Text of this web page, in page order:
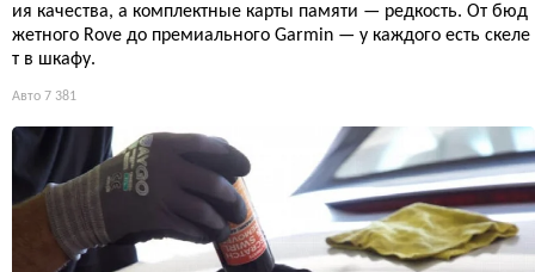
ия качества, а комплектные карты памяти — редкость. От бюд
жетного Rove до премиального Garmin — у каждого есть скеле
т в шкафу.
Авто 7 381